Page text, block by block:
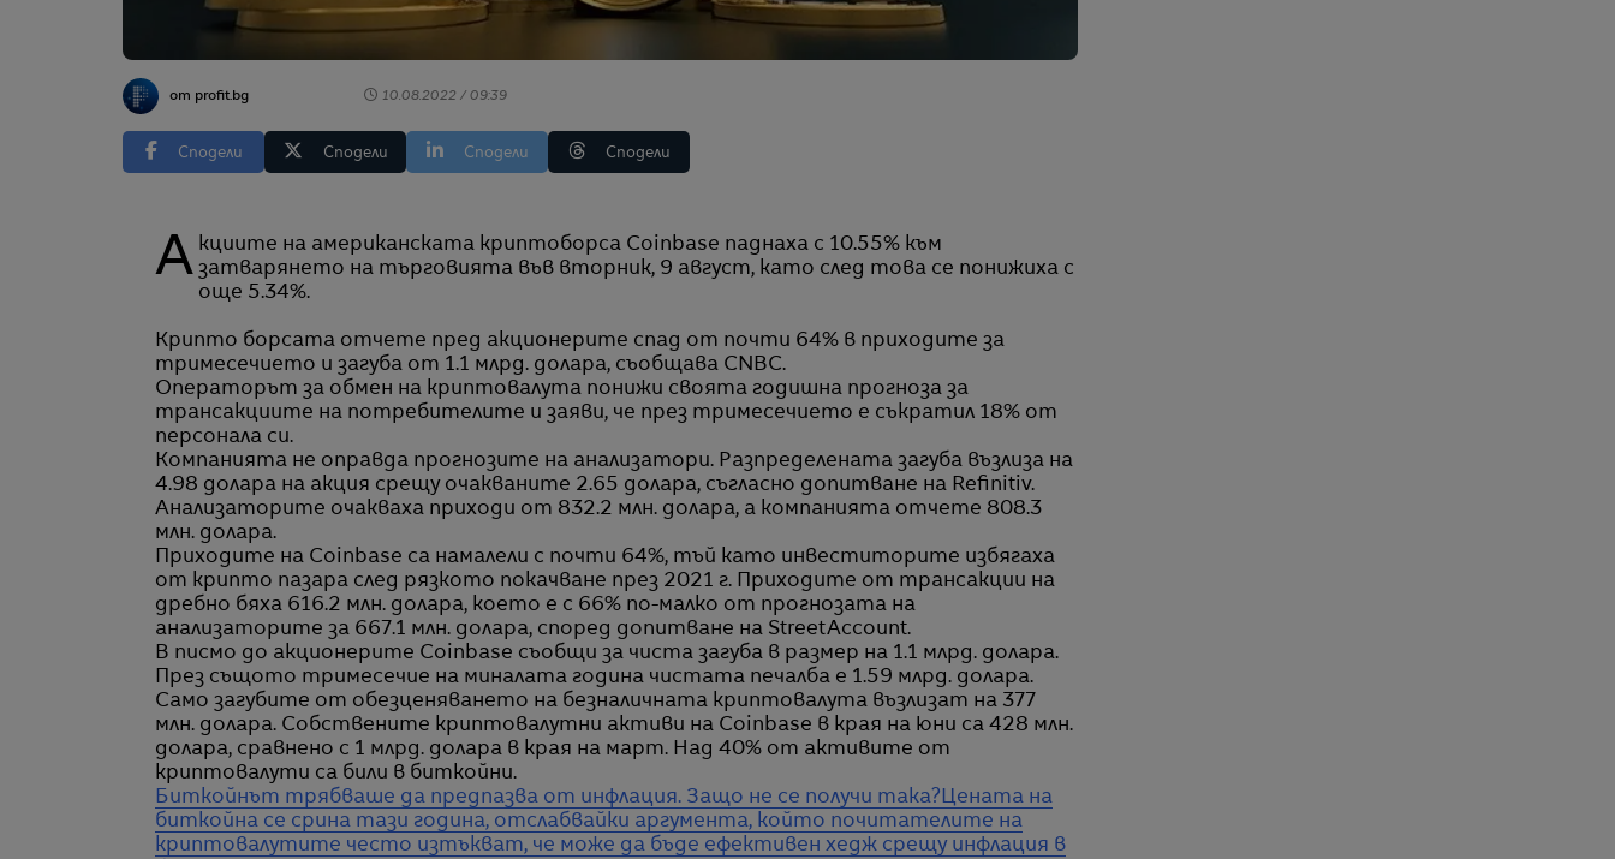
от profit.bg 10.08.2022 / 09:39
Сподели Сподели Сподели Сподели
Акциите на американската криптоборса Coinbase паднаха с 10.55% към затварянето на търговията във вторник, 9 август, като след това се понижиха с
още 5.34%.
Крипто борсата отчете пред акционерите спад от почти 64% в приходите за
тримесечието и загуба от 1.1 млрд. долара, съобщава CNBC.
Операторът за обмен на криптовалута понижи своята годишна прогноза за
трансакциите на потребителите и заяви, че през тримесечието е съкратил 18% от
персонала си.
Компанията не оправда прогнозите на анализатори. Разпределената загуба възлиза на
4.98 долара на акция срещу очакваните 2.65 долара, съгласно допитване на Refinitiv.
Анализаторите очакваха приходи от 832.2 млн. долара, а компанията отчете 808.3
млн. долара.
Приходите на Coinbase са намалели с почти 64%, тъй като инвеститорите избягаха
от крипто пазара след рязкото покачване през 2021 г. Приходите от трансакции на
дребно бяха 616.2 млн. долара, което е с 66% по-малко от прогнозата на
анализаторите за 667.1 млн. долара, според допитване на StreetAccount.
В писмо до акционерите Coinbase съобщи за чиста загуба в размер на 1.1 млрд. долара.
През същото тримесечие на миналата година чистата печалба е 1.59 млрд. долара.
Само загубите от обезценяването на безналичната криптовалута възлизат на 377
млн. долара. Собствените криптовалутни активи на Coinbase в края на юни са 428 млн.
долара, сравнено с 1 млрд. долара в края на март. Над 40% от активите от
криптовалути са били в биткойни.
Биткойнът трябваше да предпазва от инфлация. Защо не се получи така?Цената на
биткойна се срина тази година, отслабвайки аргумента, който почитателите на
криптовалутите често изтъкват, че може да бъде ефективен хедж срещу инфлация в